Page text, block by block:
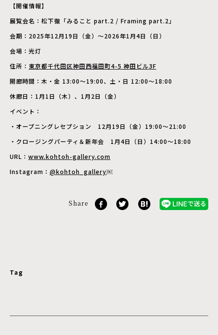
【開催情報】
展覧会名：松下徹「みること part.2 / Framing part.2」
会期：2025年12月19日（金）～2026年1月4日（日）
会場：光灯
住所： 東京都千代田区神田西福田町4-5 神田ビル3F
開廊時間：木・金 13:00～19:00、土・日 12:00～18:00
休廊日：1月1日（木）、1月2日（金）
イベント：
・オープニングレセプション 12月19日（金）19:00～21:00
・クロージングパーティ＆新年会 1月4日（日）14:00～18:00
URL： www.kohtoh-gallery.com
Instagram： @kohtoh_gallery￼
Share
Tag